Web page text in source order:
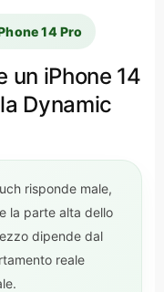
14 Pro
un iPhone 14
Dynamic
risponde male,
la parte alta dello
dipende dal
reale